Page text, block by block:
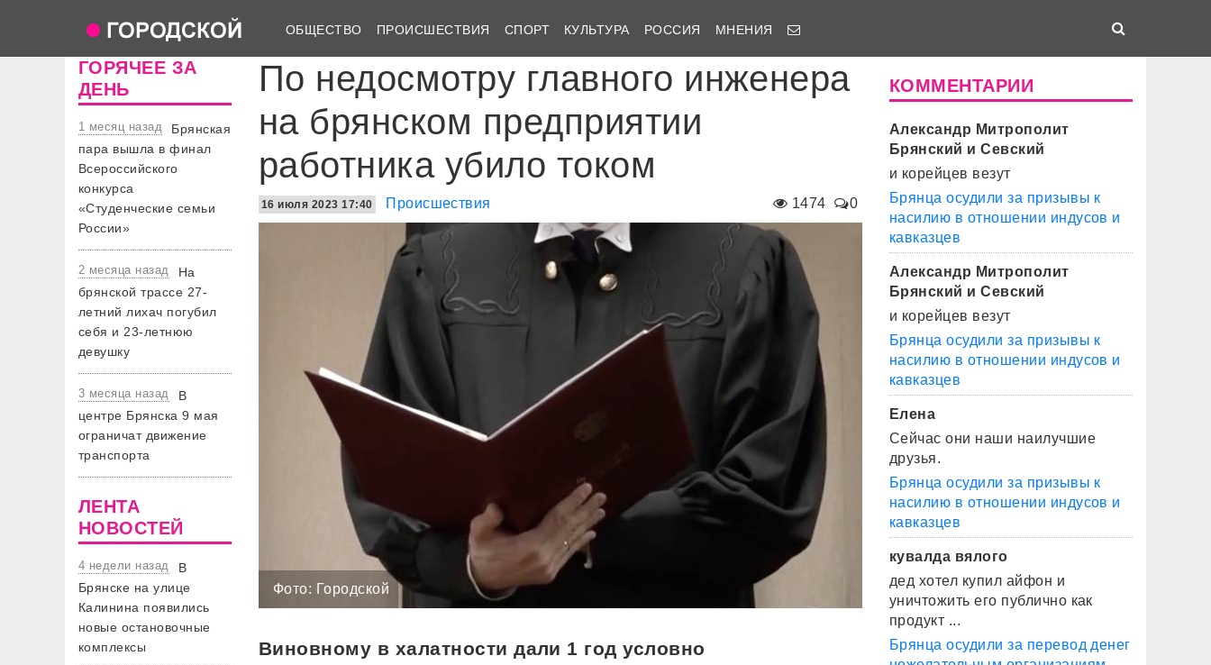
ОБЩЕСТВО ПРОИСШЕСТВИЯ СПОРТ КУЛЬТУРА РОССИЯ МНЕНИЯ
ГОРЯЧЕЕ ЗА
ДЕНЬ
1 месяц назад
Брянская
пара вышла в финал
Всероссийского
конкурса
«Студенческие семьи
России»
2 месяца назад
На
брянской трассе 27-
летний лихач погубил
себя и 23-летнюю
девушку
3 месяца назад
В
центре Брянска 9 мая
ограничат движение
транспорта
ЛЕНТА
НОВОСТЕЙ
4 недели назад
В
Брянске на улице
Калинина появились
новые остановочные
комплексы
По недосмотру главного инженера
на брянском предприятии
работника убило током
1474 0
16 июля 2023 17:40 Происшествия
Фото: Городской
Виновному в халатности дали 1 год условно
КОММЕНТАРИИ
Александр Митрополит
Брянский и Севский
и корейцев везут
Брянца осудили за призывы к
насилию в отношении индусов и
кавказцев
Александр Митрополит
Брянский и Севский
и корейцев везут
Брянца осудили за призывы к
насилию в отношении индусов и
кавказцев
Елена
Сейчас они наши наилучшие
друзья.
Брянца осудили за призывы к
насилию в отношении индусов и
кавказцев
кувалда вялого
дед хотел купил айфон и
уничтожить его публично как
продукт ...
Брянца осудили за перевод денег